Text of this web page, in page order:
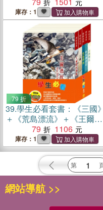
庫存：1
79 折
39.學生必看套書：《三國》
＋《荒島漂流》＋《王爾德
故事集》＋《格列佛遊記》
＋《小鹿斑比》
79 1106
庫存：1
網站導航 >>